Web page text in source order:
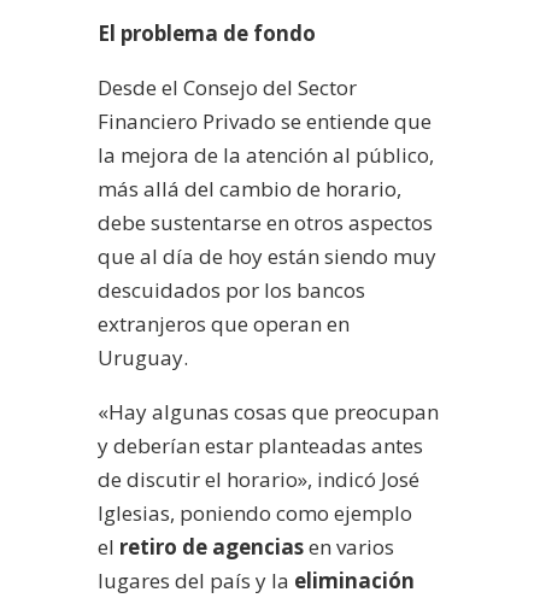
El problema de fondo
Desde el Consejo del Sector
Financiero Privado se entiende que
la mejora de la atención al público,
más allá del cambio de horario,
debe sustentarse en otros aspectos
que al día de hoy están siendo muy
descuidados por los bancos
extranjeros que operan en
Uruguay.
«Hay algunas cosas que preocupan
y deberían estar planteadas antes
de discutir el horario», indicó José
Iglesias, poniendo como ejemplo
el retiro de agenciasen varios
lugares del país y la eliminación